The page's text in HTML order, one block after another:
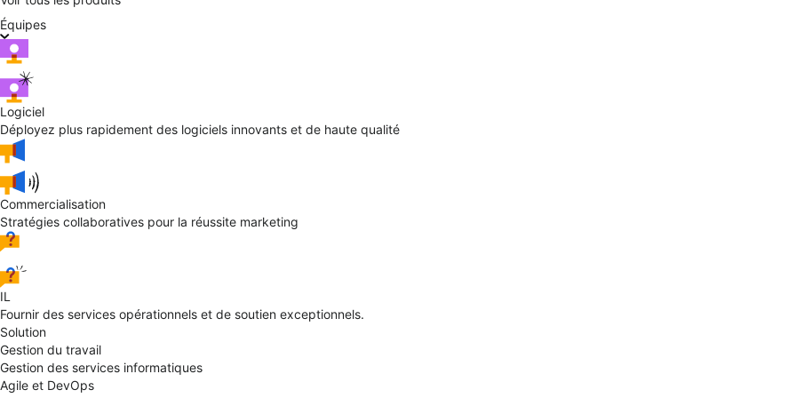
Équipes
Logiciel
Déployez plus rapidement des logiciels innovants et de haute qualité
Commercialisation
Stratégies collaboratives pour la réussite marketing
IL
Fournir des services opérationnels et de soutien exceptionnels.
Solution
Gestion du travail
Gestion des services informatiques
Agile et DevOps